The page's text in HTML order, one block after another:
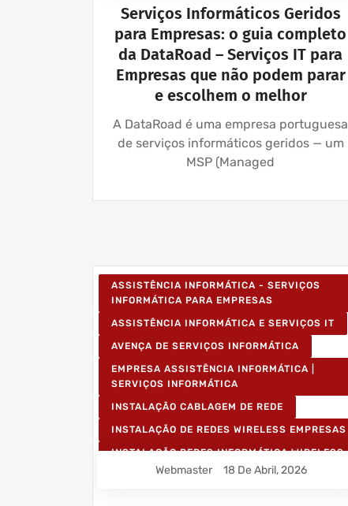
Serviços Informáticos Geridos
para Empresas: o guia completo
da DataRoad – Serviços IT para
Empresas que não podem parar
e escolhem o melhor
A DataRoad é uma empresa portuguesa
de serviços informáticos geridos — um
MSP (Managed
ASSISTÊNCIA INFORMÁTICA - SERVIÇOS
INFORMÁTICA PARA EMPRESAS
ASSISTÊNCIA INFORMÁTICA E SERVIÇOS IT
AVENÇA DE SERVIÇOS INFORMÁTICA
EMPRESA ASSISTÊNCIA INFORMÁTICA |
SERVIÇOS INFORMÁTICA
INSTALAÇÃO CABLAGEM DE REDE
INSTALAÇÃO DE REDES WIRELESS EMPRESAS
INSTALAÇÃO REDES INFORMÁTICA WIRELESS
Webmaster 18 De Abril, 2026